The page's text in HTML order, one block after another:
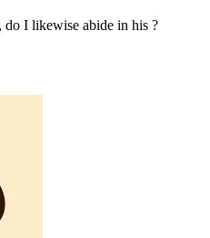
do I likewise abide in his ?